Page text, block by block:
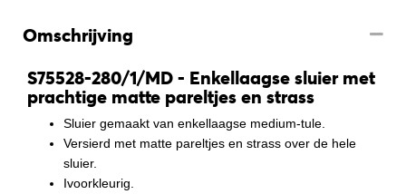
Omschrijving
S75528-280/1/MD - Enkellaagse sluier met
prachtige matte pareltjes en strass
Sluier gemaakt van enkellaagse medium-tule.
Versierd met matte pareltjes en strass over de hele
sluier.
Ivoorkleurig.